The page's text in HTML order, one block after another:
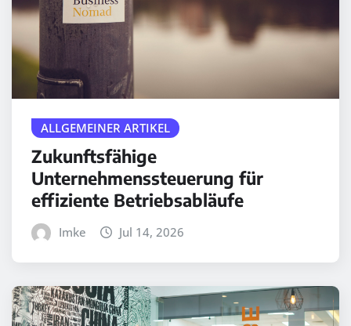
ALLGEMEINER ARTIKEL
Zukunftsfähige
Unternehmenssteuerung für
effiziente Betriebsabläufe
Imke Jul 14, 2026